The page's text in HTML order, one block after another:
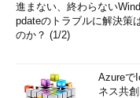
進まない、終わらない
pdateのトラブルに解決策
のか？ (1/2)
Azureで
ネス共創